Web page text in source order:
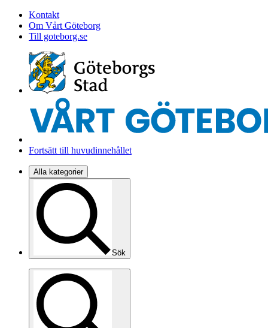
Kontakt
Om Vårt Göteborg
Till goteborg.se
Fortsätt till huvudinnehållet
Alla kategorier
Sök